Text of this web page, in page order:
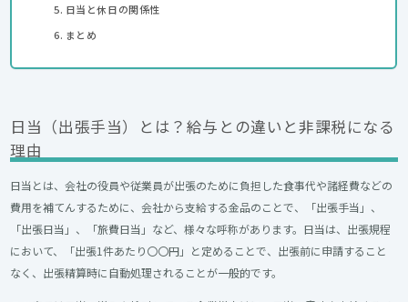
日当と休日の関係性
まとめ
日当（出張手当）とは？給与との違いと非課税になる
理由
日当とは、会社の役員や従業員が出張のために負担した食事代や諸経費などの
費用を補てんするために、会社から支給する金品のことで、「出張手当」、
「出張日当」、「旅費日当」など、様々な呼称があります。日当は、出張規程
において、「出張1件あたり〇〇円」と定めることで、出張前に申請すること
なく、出張精算時に自動処理されることが一般的です。